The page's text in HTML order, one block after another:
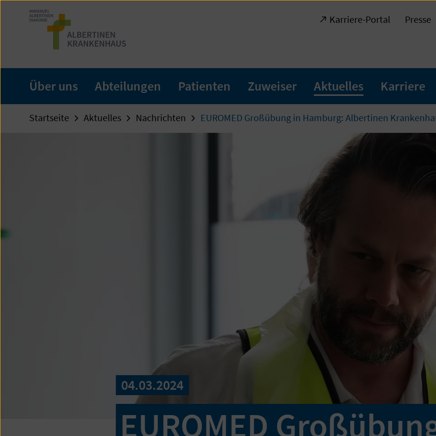
Zum
Seiteninhalt
Karriere-Portal Presse
Über uns Abteilungen Patienten Zuweiser Aktuelles Karriere
Startseite Aktuelles Nachrichten EUROMED Großübung in Hamburg: Albertinen
04.03.2024
EUROMED